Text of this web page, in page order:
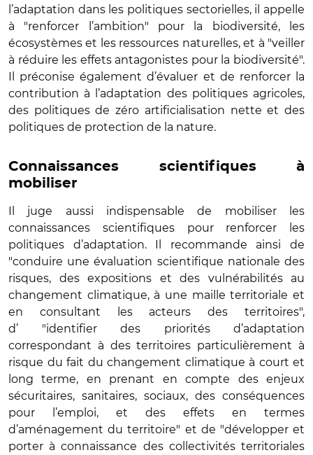
l’adaptation dans les politiques sectorielles, il appelle
à "renforcer l’ambition" pour la biodiversité, les
écosystèmes et les ressources naturelles, et à "veiller
à réduire les effets antagonistes pour la biodiversité".
Il préconise également d’évaluer et de renforcer la
contribution à l’adaptation des politiques agricoles,
des politiques de zéro artificialisation nette et des
politiques de protection de la nature.
Connaissances scientifiques à
mobiliser
Il juge aussi indispensable de mobiliser les
connaissances scientifiques pour renforcer les
politiques d’adaptation. Il recommande ainsi de
"conduire une évaluation scientifique nationale des
risques, des expositions et des vulnérabilités au
changement climatique, à une maille territoriale et
en consultant les acteurs des territoires",
d’ "identifier des priorités d’adaptation
correspondant à des territoires particulièrement à
risque du fait du changement climatique à court et
long terme, en prenant en compte des enjeux
sécuritaires, sanitaires, sociaux, des conséquences
pour l’emploi, et des effets en termes
d’aménagement du territoire" et de "développer et
porter à connaissance des collectivités territoriales